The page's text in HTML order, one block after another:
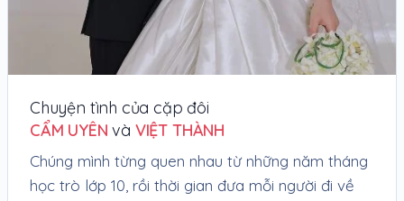
Chuyện tình của cặp đôi
CẨM UYÊN và VIỆT THÀNH
Chúng mình từng quen nhau từ những năm tháng
học trò lớp 10, rồi thời gian đưa mỗi người đi về